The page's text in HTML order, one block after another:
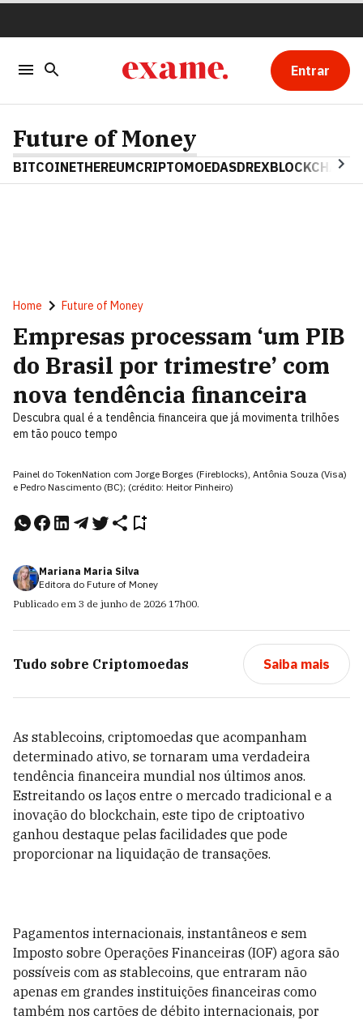
Entrar
Future of Money
BITCOINETHEREUMCRIPTOMOEDASDREXBLOCKCHAIN
Home Future of Money
Empresas processam ‘um PIB
do Brasil por trimestre’ com
nova tendência financeira
Descubra qual é a tendência financeira que já movimenta trilhões
em tão pouco tempo
Painel do TokenNation com Jorge Borges (Fireblocks), Antônia Souza (Visa)
e Pedro Nascimento (BC); (crédito: Heitor Pinheiro)
Mariana Maria Silva
Editora do Future of Money
Publicado em 3 de junho de 2026 17h00.
Tudo sobre Criptomoedas Saiba mais
As stablecoins, criptomoedas que acompanham
determinado ativo, se tornaram uma verdadeira
tendência financeira mundial nos últimos anos.
Estreitando os laços entre o mercado tradicional e a
inovação do blockchain, este tipo de criptoativo
ganhou destaque pelas facilidades que pode
proporcionar na liquidação de transações.
Pagamentos internacionais, instantâneos e sem
Imposto sobre Operações Financeiras (IOF) agora são
possíveis com as stablecoins, que entraram não
apenas em grandes instituições financeiras como
também nos cartões de débito internacionais, por